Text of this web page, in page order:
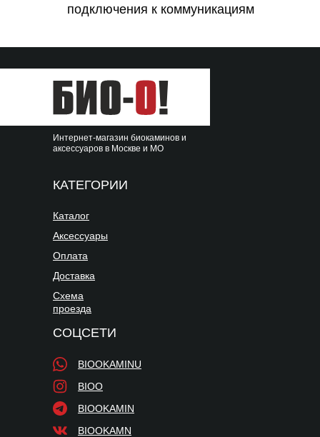
подключения к коммуникациям
КАТЕГОРИИ
Аксессуары
Каталог
Оплата
Доставка
Схема
проезда
СОЦСЕТИ
BIOO
BIOOKAMINU
Интернет-магазин биокаминов и
аксессуаров в Москве и МО
BIOOKAMIN
BIOOKAMN